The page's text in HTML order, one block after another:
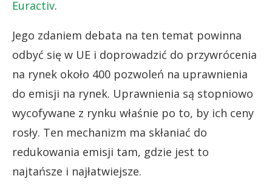
Euractiv.
Jego zdaniem debata na ten temat powinna
odbyć się w UE i doprowadzić do przywrócenia
na rynek około 400 pozwoleń na uprawnienia
do emisji na rynek. Uprawnienia są stopniowo
wycofywane z rynku właśnie po to, by ich ceny
rosły. Ten mechanizm ma skłaniać do
redukowania emisji tam, gdzie jest to
najtańsze i najłatwiejsze.